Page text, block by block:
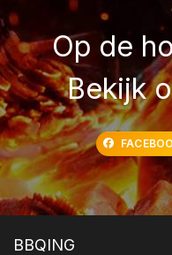
Op de
Bekijk
BBQING